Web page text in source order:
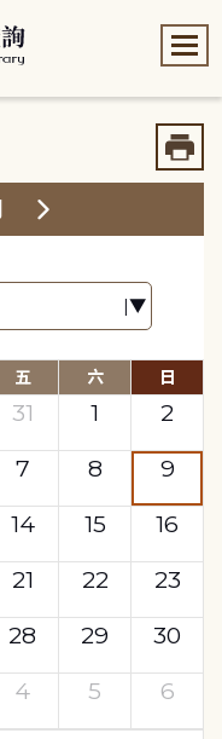
五 六 日
31 1
2
7 8
9
14 15
16
21 22
23
28 29
30
4 5 6